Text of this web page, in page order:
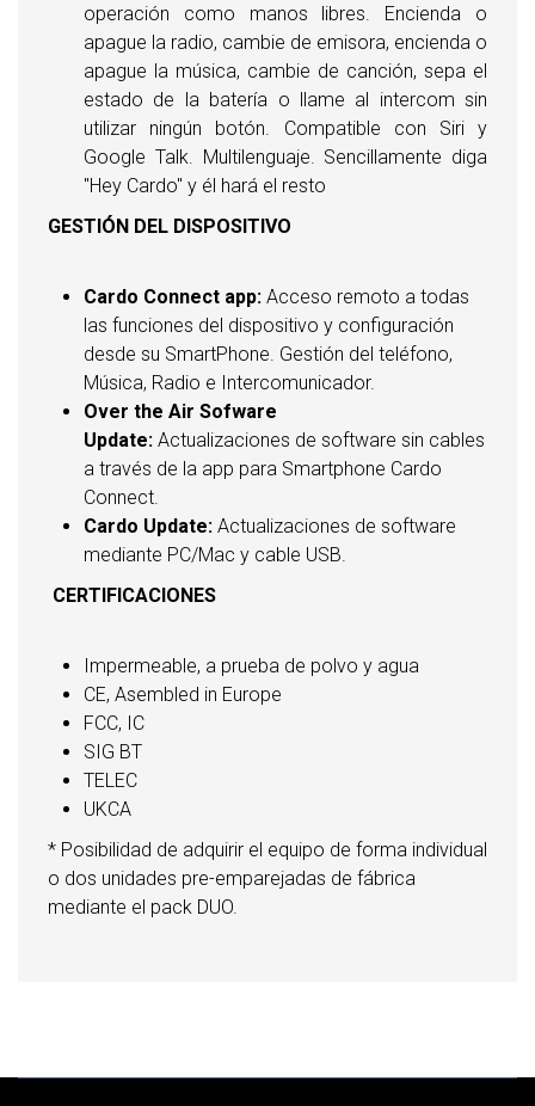
operación como manos libres. Encienda o
apague la radio, cambie de emisora, encienda o
apague la música, cambie de canción, sepa el
estado de la batería o llame al intercom sin
utilizar ningún botón. Compatible con Siri y
Google Talk. Multilenguaje. Sencillamente diga
"Hey Cardo" y él hará el resto
GESTIÓN DEL DISPOSITIVO
Cardo Connect app: Acceso remoto a todas
las funciones del dispositivo y configuración
desde su SmartPhone. Gestión del teléfono,
Música, Radio e Intercomunicador.
Over the Air Sofware
Update: Actualizaciones de software sin cables
a través de la app para Smartphone Cardo
Connect.
Cardo Update: Actualizaciones de software
mediante PC/Mac y cable USB.
CERTIFICACIONES
Impermeable, a prueba de polvo y agua
CE, Asembled in Europe
FCC, IC
SIG BT
TELEC
UKCA
* Posibilidad de adquirir el equipo de forma individual
o dos unidades pre-emparejadas de fábrica
mediante el pack DUO.